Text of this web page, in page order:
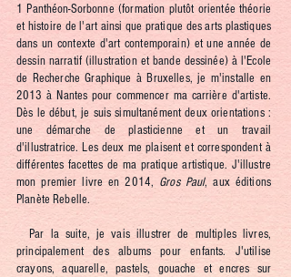
1 Panthéon-Sorbonne (formation plutôt orientée théorie
et histoire de l'art ainsi que pratique des arts plastiques
dans un contexte d'art contemporain) et une année de
dessin narratif (illustration et bande dessinée) à l'Ecole
de Recherche Graphique à Bruxelles, je m'installe en
2013 à Nantes pour commencer ma carrière d'artiste.
Dès le début, je suis simultanément deux orientations :
une démarche de plasticienne et un travail
d'illustratrice. Les deux me plaisent et correspondent à
différentes facettes de ma pratique artistique. J'illustre
mon premier livre en 2014, Gros Paul, aux éditions
Planète Rebelle.
Par la suite, je vais illustrer de multiples livres,
principalement des albums pour enfants. J'utilise
crayons, aquarelle, pastels, gouache et encres sur